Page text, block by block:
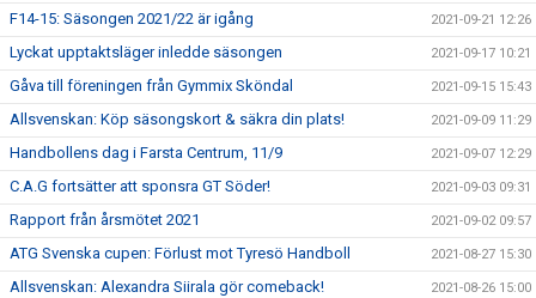
F14-15: Säsongen 2021/22 är igång 2021-09-21 12:26
Lyckat upptaktsläger inledde säsongen 2021-09-17 10:21
Gåva till föreningen från Gymmix Sköndal 2021-09-15 15:43
Allsvenskan: Köp säsongskort & säkra din plats! 2021-09-09 11:29
Handbollens dag i Farsta Centrum, 11/9 2021-09-07 12:29
C.A.G fortsätter att sponsra GT Söder! 2021-09-03 09:31
Rapport från årsmötet 2021 2021-09-02 09:57
ATG Svenska cupen: Förlust mot Tyresö Handboll 2021-08-27 15:30
Allsvenskan: Alexandra Siirala gör comeback! 2021-08-26 15:00